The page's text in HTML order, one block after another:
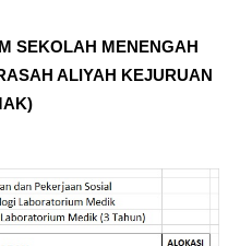
SEKOLAH MENENGAH
ALIYAH KEJURUAN